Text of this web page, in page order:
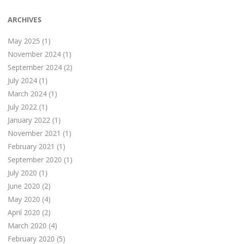
ARCHIVES
May 2025 (1)
November 2024 (1)
September 2024 (2)
July 2024 (1)
March 2024 (1)
July 2022 (1)
January 2022 (1)
November 2021 (1)
February 2021 (1)
September 2020 (1)
July 2020 (1)
June 2020 (2)
May 2020 (4)
April 2020 (2)
March 2020 (4)
February 2020 (5)